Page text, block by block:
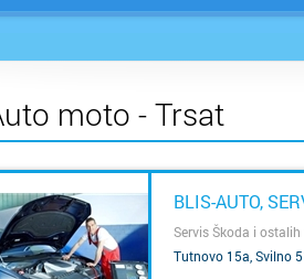
moto - Trsat
BLIS-AUTO,
Servis Škoda i
Tutnovo 15a, Svilno